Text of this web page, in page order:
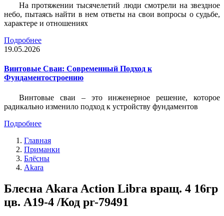
На протяжении тысячелетий люди смотрели на звездное
небо, пытаясь найти в нем ответы на свои вопросы о судьбе,
характере и отношениях
Подробнее
19.05.2026
Винтовые Сваи: Современный Подход к
Фундаментостроению
Винтовые сваи – это инженерное решение, которое
радикально изменило подход к устройству фундаментов
Подробнее
Главная
Приманки
Блёсны
Akara
Блесна Akara Action Libra вращ. 4 16гр
цв. A19-4 /Код pr-79491